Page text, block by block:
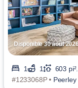
Disponible 30 août
1 1
603 pi².
#1233068P •